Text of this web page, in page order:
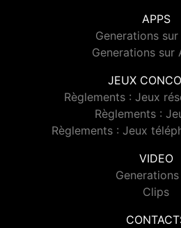
APPS
Generations sur
Generations sur
JEUX
Règlements : Jeux
Règlements :
Règlements : Jeux
VIDEO
Clips